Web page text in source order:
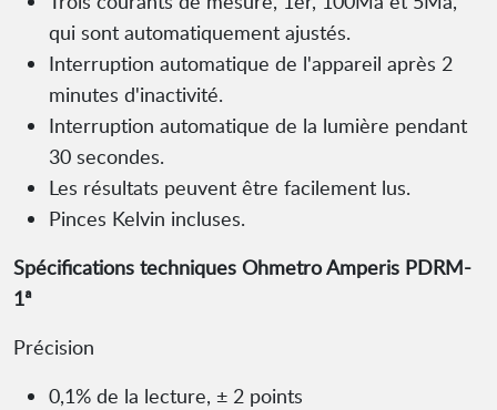
qui sont automatiquement ajustés.
Interruption automatique de l'appareil après 2
minutes d'inactivité.
Interruption automatique de la lumière pendant
30 secondes.
Les résultats peuvent être facilement lus.
Pinces Kelvin incluses.
Spécifications techniques Ohmetro Amperis PDRM-
1ª
Précision
0,1% de la lecture, ± 2 points